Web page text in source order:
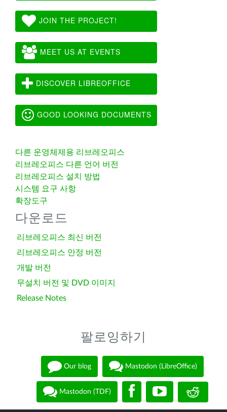
JOIN THE PROJECT!
MEET US AT EVENTS
DISCOVER LIBREOFFICE
GOOD LOOKING DOCUMENTS
다른 운영체제용 리브레오피스
리브레오피스 다른 언어 버전
리브레오피스 설치 방법
시스템 요구 사항
확장도구
다운로드
리브레오피스 최신 버전
리브레오피스 안정 버전
개발 버전
무설치 버전 및 DVD 이미지
Release Notes
팔로잉하기
Our blog Mastodon (LibreOffice)
Mastodon (TDF)